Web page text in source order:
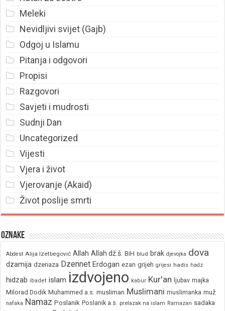
Meleki
Nevidljivi svijet (Gajb)
Odgoj u Islamu
Pitanja i odgovori
Propisi
Razgovori
Savjeti i mudrosti
Sudnji Dan
Uncategorized
Vijesti
Vjera i život
Vjerovanje (Akaid)
Život poslije smrti
Oznake
Abdest Alija Izetbegović Allah Allah dž.š. BiH blud brak djevojka dova
dzamija dzenaza Dzennet Erdogan ezan grijeh grijesi hadis hadz
hidzab ibadet islam izdvojeno kabur Kur'an ljubav majka
Milorad Dodik Muhammed a.s. musliman Muslimani muslimanka muž
nafaka Namaz Poslanik Poslanik a.s. prelazak na islam Ramazan sadaka